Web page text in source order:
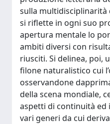
sulla multidisciplinarità
si riflette in ogni suo
apertura mentale lo
ambiti diversi con
riusciti. Si delinea, poi,
filone naturalistico cui
osservandone
della scena mondiale,
aspetti di continuità ed
vari generi da cui